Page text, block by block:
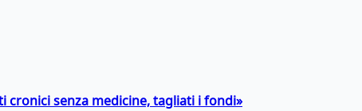
cronici senza medicine, tagliati i fondi»